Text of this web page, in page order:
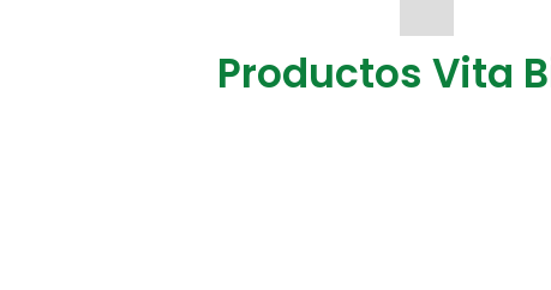
Productos Vita